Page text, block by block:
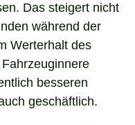
Das steigert nicht
während der
Werterhalt des
besseren
geschäftlich.